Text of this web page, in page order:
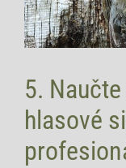
5.
hlasové